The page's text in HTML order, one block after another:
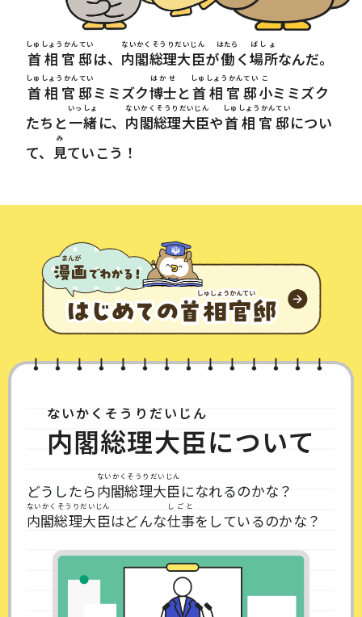
首相官邸
しゅしょうかんてい
は、 内閣総理大臣
ないかくそうりだいじん
が働
はたら
く場所
ばしょ
なんだ。
首相官邸
しゅしょうかんてい
ミミズク博士
はかせ
と首相官邸
しゅしょうかんてい
小
こ
ミミズク
たちと一緒
いっしょ
に、 内閣総理大臣
ないかくそうりだいじん
や首相官邸
しゅしょうかんてい
につい
て、 見
み
ていこう！
内閣総理大臣
ないかくそうりだいじん
について
どうしたら内閣総理大臣
ないかくそうりだいじん
になれるのかな？
内閣総理大臣
ないかくそうりだいじん
はどんな仕事
しごと
をしているのかな？